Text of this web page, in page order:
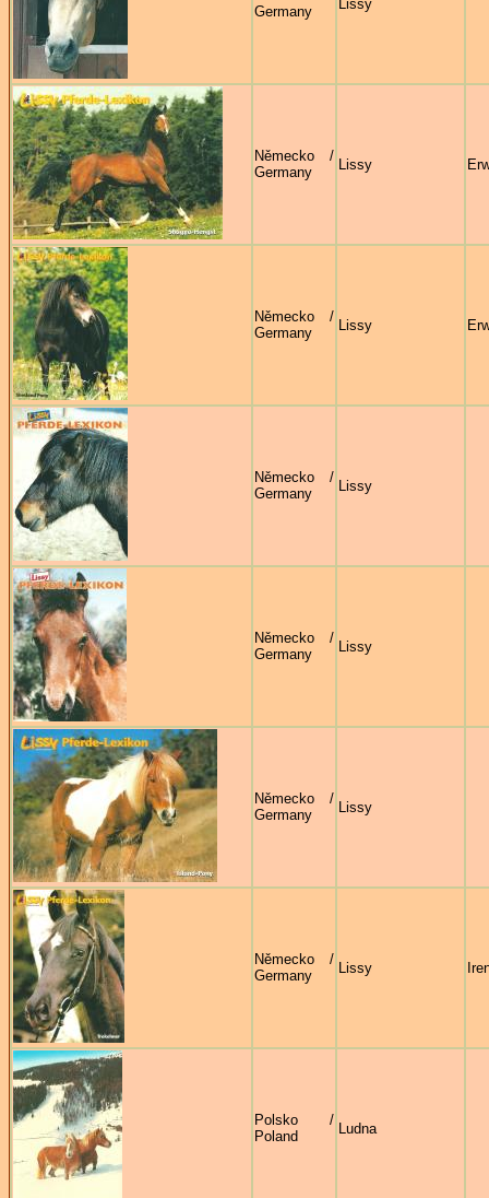
Germany
Lissy
Německo /
Germany
Lissy
Německo /
Germany
Lissy
Německo /
Germany
Lissy
Německo /
Germany
Lissy
Německo /
Germany
Lissy
Německo /
Germany
Lissy
Polsko /
Poland
Ludna